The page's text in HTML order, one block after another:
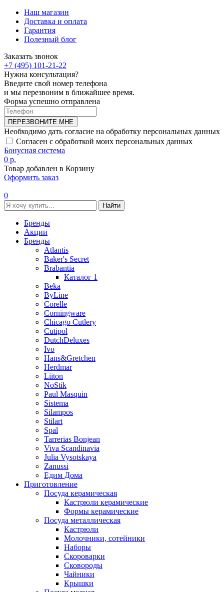
Наш магазин
Доставка и оплата
Гарантия
Полезный блог
Заказать звонок
+7 (495) 101-21-22
Нужна консультация?
Введите свой номер телефона
и мы перезвоним в ближайшее время.
Форма успешно отправлена
ПЕРЕЗВОНИТЕ МНЕ
Необходимо дать согласие на обработку персональных данных
Согласен с обработкой моих персональных данных
Бонусная система
0 р.
Товар добавлен в Корзину
Оформить заказ
0
Найти
Бренды
Акции
Бренды
Atlantis
Baker's Secret
Brabantia
Каталог 1
Beka
ByLine
Corelle
Corningware
Chicago Cutlery
Cutipol
DutchDeluxes
Ivo
Hans&Gretchen
Herdmar
Liiton
NoStik
Paul Masquin
Sistema
Silampos
Stilart
Spal
Tarrerias Bonjean
Viva Scandinavia
Julia Vysotskaya
Zanussi
Едим Дома
Приготовление
Посуда керамическая
Кастрюли керамические
Формы керамические
Посуда металлическая
Кастрюли
Молочники, сотейники
Наборы
Скороварки
Сковороды
Чайники
Крышки